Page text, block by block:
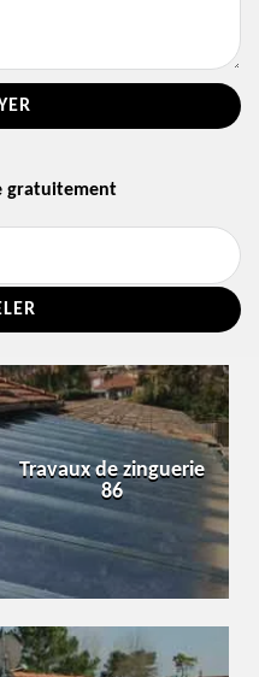
gratuitement
Travaux de zinguerie
86